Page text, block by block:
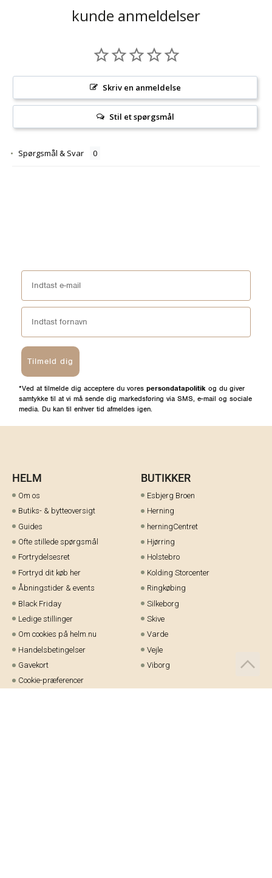
kunde anmeldelser
Skriv en anmeldelse
Stil et spørgsmål
Spørgsmål & Svar
Tilmeld dig
*Ved at tilmelde dig acceptere du vores persondatapolitik og du giver
samtykke til at vi må sende dig markedsføring via SMS, e-mail og sociale
media. Du kan til enhver tid afmeldes igen.
HELM
Om os
Butiks- & bytteoversigt
Guides
Ofte stillede spørgsmål
Fortrydelsesret
Fortryd dit køb her
Åbningstider & events
Black Friday
Ledige stillinger
Om cookies på helm.nu
Handelsbetingelser
Gavekort
Cookie-præferencer
BUTIKKER
Esbjerg Broen
Herning
herningCentret
Hjørring
Holstebro
Kolding Storcenter
Ringkøbing
Silkeborg
Skive
Varde
Vejle
Viborg